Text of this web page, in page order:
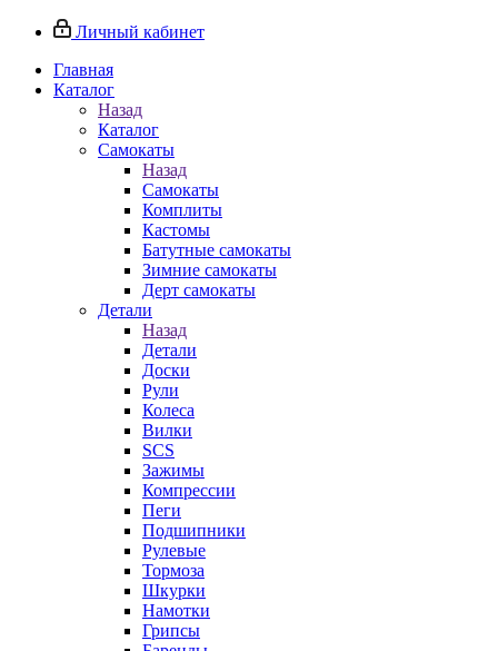
Личный кабинет
Главная
Каталог
Назад
Каталог
Самокаты
Назад
Самокаты
Комплиты
Кастомы
Батутные самокаты
Зимние самокаты
Дерт самокаты
Детали
Назад
Детали
Доски
Рули
Колеса
Вилки
SCS
Зажимы
Компрессии
Пеги
Подшипники
Рулевые
Тормоза
Шкурки
Намотки
Грипсы